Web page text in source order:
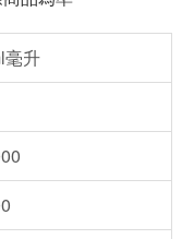
毫升